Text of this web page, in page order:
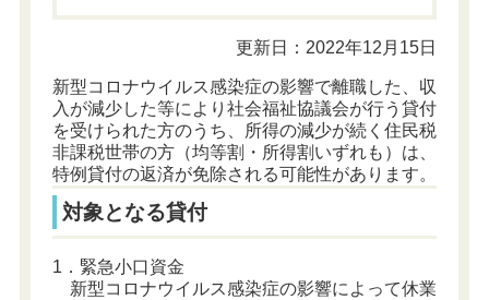
更新日：2022年12月15日
新型コロナウイルス感染症の影響で離職した、収
入が減少した等により社会福祉協議会が行う貸付
を受けられた方のうち、所得の減少が続く住民税
非課税世帯の方（均等割・所得割いずれも）は、
特例貸付の返済が免除される可能性があります。
対象となる貸付
1．緊急小口資金
新型コロナウイルス感染症の影響によって休業